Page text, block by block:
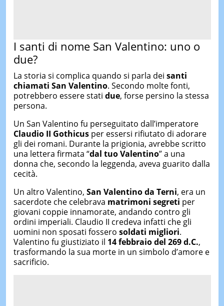
I santi di nome San Valentino: uno o
due?
La storia si complica quando si parla dei santi
chiamati San Valentino. Secondo molte fonti,
potrebbero essere stati due, forse persino la stessa
persona.
Un San Valentino fu perseguitato dall’imperatore
Claudio II Gothicusper essersi rifiutato di adorare
gli dei romani. Durante la prigionia, avrebbe scritto
una lettera firmata “dal tuo Valentino” a una
donna che, secondo la leggenda, aveva guarito dalla
cecità.
Un altro Valentino, San Valentino da Terni, era un
sacerdote che celebrava matrimoni segreti per
giovani coppie innamorate, andando contro gli
ordini imperiali. Claudio II credeva infatti che gli
uomini non sposati fossero soldati migliori.
Valentino fu giustiziato il 14 febbraio del 269 d.C.,
trasformando la sua morte in un simbolo d’amore e
sacrificio.